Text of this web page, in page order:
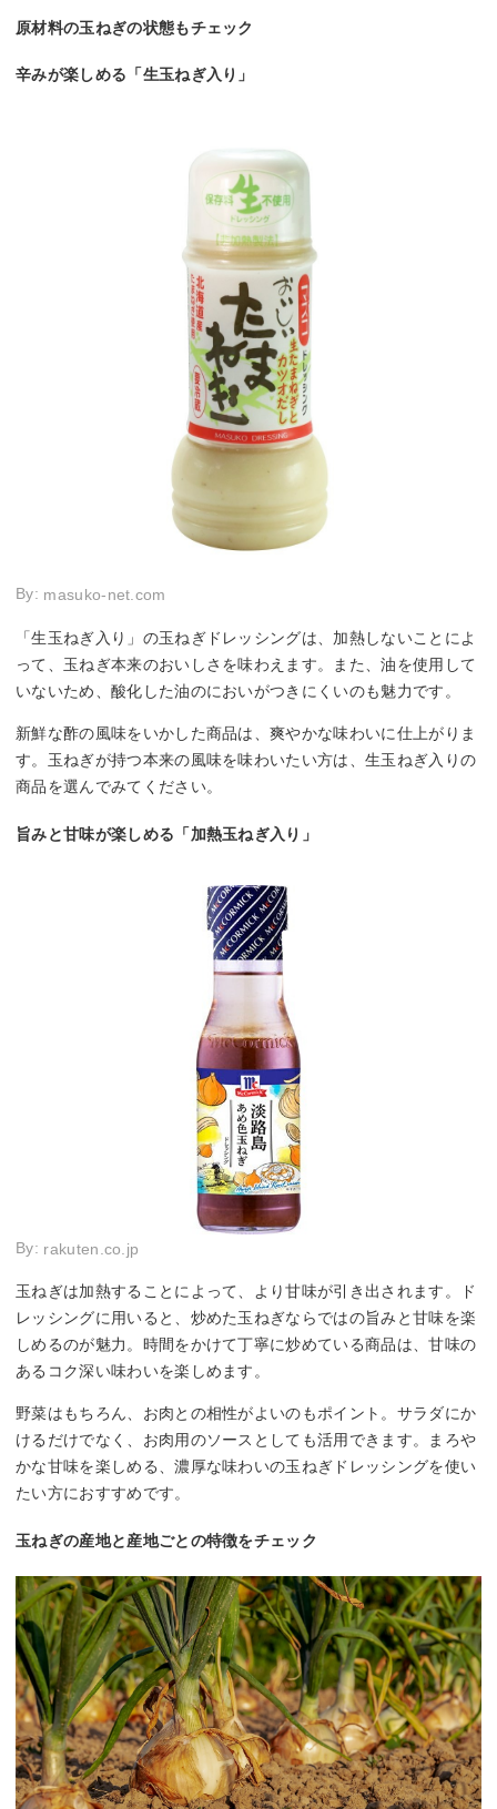
原材料の玉ねぎの状態もチェック
辛みが楽しめる「生玉ねぎ入り」
By: masuko-net.com
「生玉ねぎ入り」の玉ねぎドレッシングは、加熱しないことによ
って、玉ねぎ本来のおいしさを味わえます。また、油を使用して
いないため、酸化した油のにおいがつきにくいのも魅力です。
新鮮な酢の風味をいかした商品は、爽やかな味わいに仕上がりま
す。玉ねぎが持つ本来の風味を味わいたい方は、生玉ねぎ入りの
商品を選んでみてください。
旨みと甘味が楽しめる「加熱玉ねぎ入り」
By: rakuten.co.jp
玉ねぎは加熱することによって、より甘味が引き出されます。ド
レッシングに用いると、炒めた玉ねぎならではの旨みと甘味を楽
しめるのが魅力。時間をかけて丁寧に炒めている商品は、甘味の
あるコク深い味わいを楽しめます。
野菜はもちろん、お肉との相性がよいのもポイント。サラダにか
けるだけでなく、お肉用のソースとしても活用できます。まろや
かな甘味を楽しめる、濃厚な味わいの玉ねぎドレッシングを使い
たい方におすすめです。
玉ねぎの産地と産地ごとの特徴をチェック